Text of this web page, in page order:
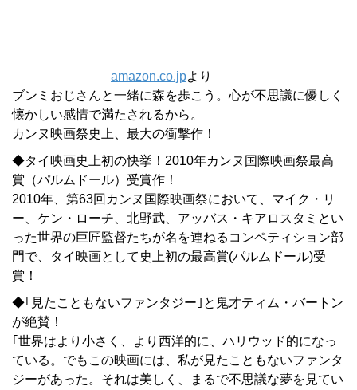
amazon.co.jpより
ブンミおじさんと一緒に森を歩こう。心が不思議に優しく
懐かしい感情で満たされるから。
カンヌ映画祭史上、最大の衝撃作！
◆タイ映画史上初の快挙！2010年カンヌ国際映画祭最高
賞（パルムドール）受賞作！
2010年、第63回カンヌ国際映画祭において、マイク・リ
ー、ケン・ローチ、北野武、アッバス・キアロスタミとい
った世界の巨匠監督たちが名を連ねるコンペティション部
門で、タイ映画として史上初の最高賞(パルムドール)受
賞！
◆｢見たこともないファンタジー｣と鬼才ティム・バートン
が絶賛！
｢世界はより小さく、より西洋的に、ハリウッド的になっ
ている。でもこの映画には、私が見たこともないファンタ
ジーがあった。それは美しく、まるで不思議な夢を見てい